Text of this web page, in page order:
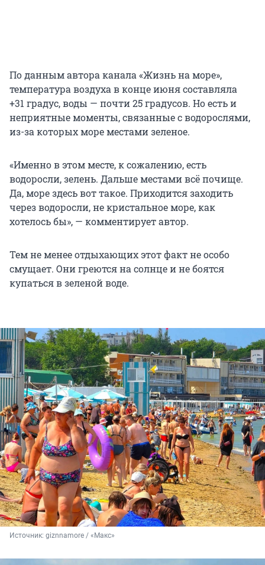
По данным автора канала «Жизнь на море»,
температура воздуха в конце июня составляла
+31 градус, воды — почти25градусов. Но есть и
неприятные моменты, связанные с водорослями,
из-за которых море местами зеленое.
«Именно в этом месте, к сожалению, есть
водоросли, зелень. Дальше местами всё почище.
Да, море здесь вот такое. Приходится заходить
через водоросли, не кристальное море, как
хотелось бы», — комментирует автор.
Тем не менее отдыхающих этот факт не особо
смущает. Они греются на солнце и не боятся
купаться в зеленой воде.
Источник: giznnamore / «Макс»